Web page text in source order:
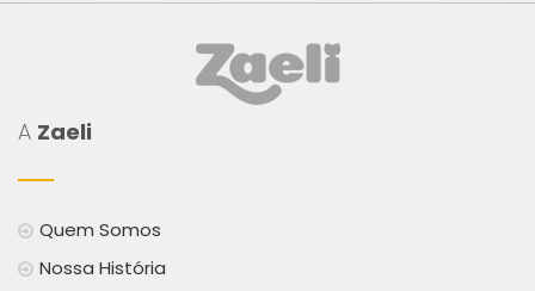
A Zaeli
Quem Somos
Nossa História